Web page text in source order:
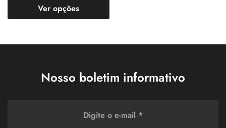
Ver opções
Nosso boletim informativo